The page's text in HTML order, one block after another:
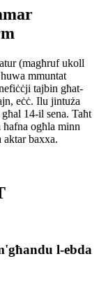
(magħruf ukoll
mmuntat
tajbin għat-
eċċ. Ilu jintuża
14-il sena. Taħt
ogħla minn
aktar baxxa.
l-ebda